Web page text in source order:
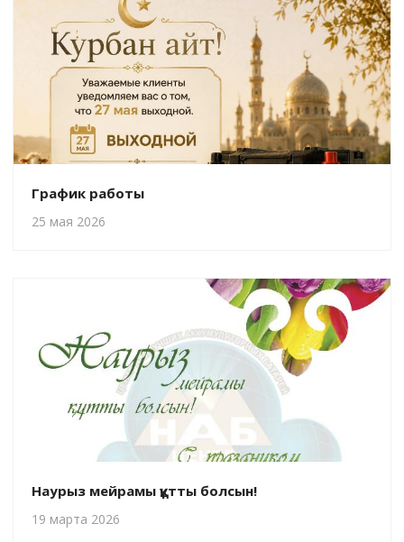
График работы
25 мая 2026
Наурыз мейрамы құтты болсын!
19 марта 2026